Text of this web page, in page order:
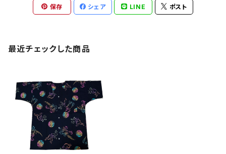
保存 シェア LINE ポスト
最近チェックした商品